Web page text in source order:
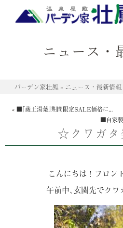
ニュース・
バーデン家壮鳳 » ニュース・最新情報
« ■｢蔵王湯葉｣期間限定SALE価格に...
■自家
☆クワガ
こんにちは！フロン
午前中､玄関先でクワ